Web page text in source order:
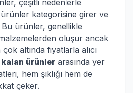
çeşitli nedenlerle
kategorisine girer ve
Bu ürünler, genellikle
oluşur ancak
çok altında fiyatlarla alıcı
ürünler arasında yer
hem şıklığı hem de
çeker.